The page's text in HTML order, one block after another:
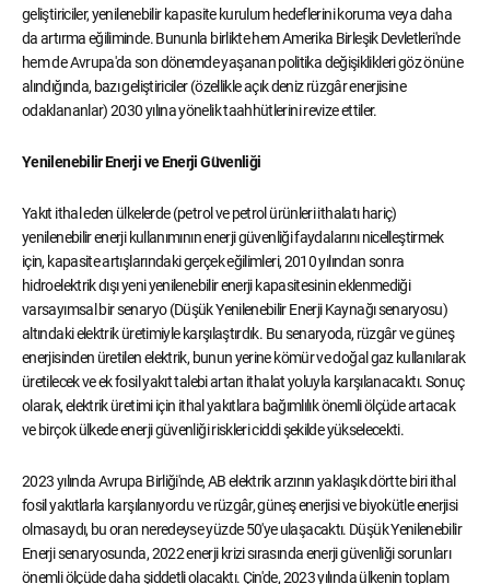
geliştiriciler, yenilenebilir kapasite kurulum hedeflerini koruma veya daha
da artırma eğiliminde. Bununla birlikte hem Amerika Birleşik Devletleri'nde
hem de Avrupa'da son dönemde yaşanan politika değişiklikleri göz önüne
alındığında, bazı geliştiriciler (özellikle açık deniz rüzgâr enerjisine
odaklananlar) 2030 yılına yönelik taahhütlerini revize ettiler.
Yenilenebilir Enerji ve Enerji Güvenliği
Yakıt ithal eden ülkelerde (petrol ve petrol ürünleri ithalatı hariç)
yenilenebilir enerji kullanımının enerji güvenliği faydalarını nicelleştirmek
için, kapasite artışlarındaki gerçek eğilimleri, 2010 yılından sonra
hidroelektrik dışı yeni yenilenebilir enerji kapasitesinin eklenmediği
varsayımsal bir senaryo (Düşük Yenilenebilir Enerji Kaynağı senaryosu)
altındaki elektrik üretimiyle karşılaştırdık. Bu senaryoda, rüzgâr ve güneş
enerjisinden üretilen elektrik, bunun yerine kömür ve doğal gaz kullanılarak
üretilecek ve ek fosil yakıt talebi artan ithalat yoluyla karşılanacaktı. Sonuç
olarak, elektrik üretimi için ithal yakıtlara bağımlılık önemli ölçüde artacak
ve birçok ülkede enerji güvenliği riskleri ciddi şekilde yükselecekti.
2023 yılında Avrupa Birliği'nde, AB elektrik arzının yaklaşık dörtte biri ithal
fosil yakıtlarla karşılanıyordu ve rüzgâr, güneş enerjisi ve biyokütle enerjisi
olmasaydı, bu oran neredeyse yüzde 50'ye ulaşacaktı. Düşük Yenilenebilir
Enerji senaryosunda, 2022 enerji krizi sırasında enerji güvenliği sorunları
önemli ölçüde daha şiddetli olacaktı. Çin'de, 2023 yılında ülkenin toplam